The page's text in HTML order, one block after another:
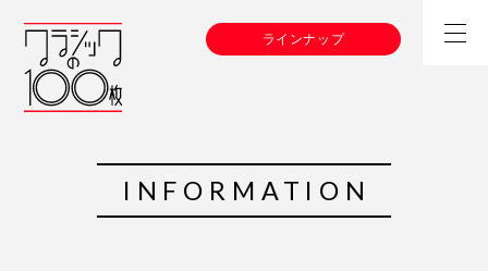
ラインナップ
INFORMATION